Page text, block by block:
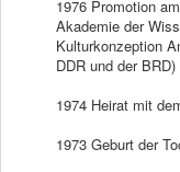
1976 Promotion
Akademie der
Kulturkonzeption
DDR und der BRD)
1974 Heirat mit
1973 Geburt der